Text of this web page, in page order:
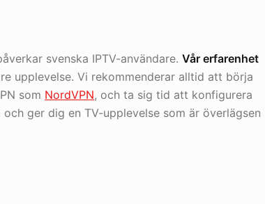
svenska IPTV-användare. Vår erfarenhet
upplevelse. Vi rekommenderar alltid att börja
som NordVPN, och ta sig tid att konfigurera
ger dig en TV-upplevelse som är överlägsen